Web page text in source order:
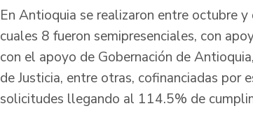
En Antioquia se realizaron entre octubre
cuales 8 fueron semipresenciales, con
con el apoyo de Gobernación de
de Justicia, entre otras, cofinanciadas
solicitudes llegando al 114.5% de